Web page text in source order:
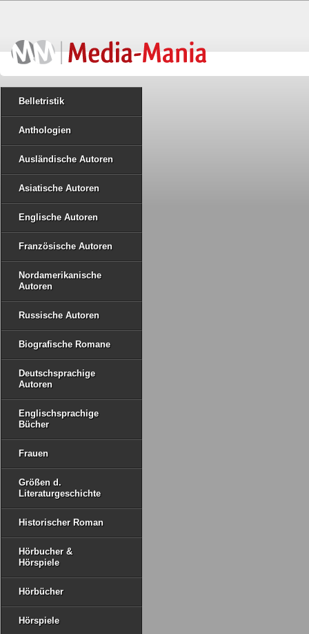
Belletristik
Anthologien
Ausländische Autoren
Asiatische Autoren
Englische Autoren
Französische Autoren
Nordamerikanische
Autoren
Russische Autoren
Biografische Romane
Deutschsprachige
Autoren
Englischsprachige
Bücher
Frauen
Größen d.
Literaturgeschichte
Historischer Roman
Hörbucher &
Hörspiele
Hörbücher
Hörspiele